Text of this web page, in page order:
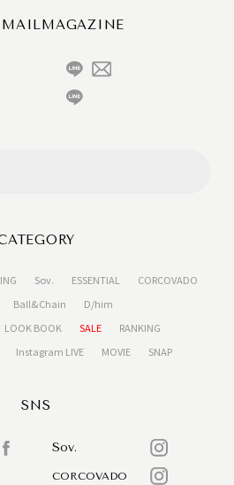
Sov. ESSENTIAL
CORCOVADO
Ball&Chain
D/him
LOOK BOOK SALE
RANKING
Instagram LIVE MOVIE SNAP
SNS
Sov.
CORCOVADO